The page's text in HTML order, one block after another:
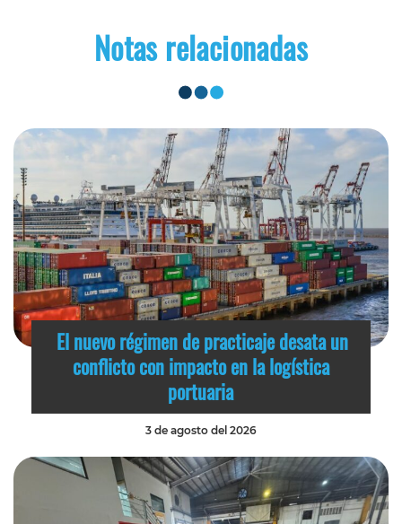
Notas relacionadas
El nuevo régimen de practicaje desata un
conflicto con impacto en la logística
portuaria
3 de agosto del 2026